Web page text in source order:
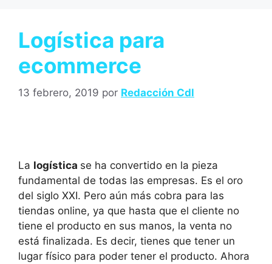
Logística para
ecommerce
13 febrero, 2019 por Redacción Cdl
La logística se ha convertido en la pieza
fundamental de todas las empresas. Es el oro
del siglo XXI. Pero aún más cobra para las
tiendas online, ya que hasta que el cliente no
tiene el producto en sus manos, la venta no
está finalizada. Es decir, tienes que tener un
lugar físico para poder tener el producto. Ahora